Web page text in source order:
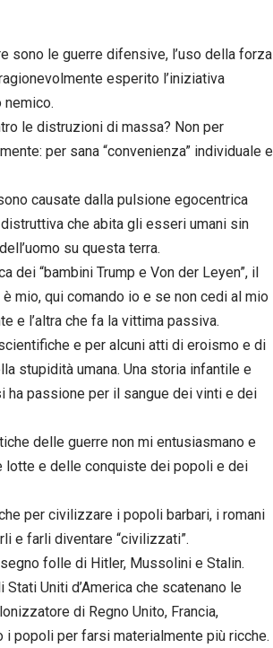
sono le guerre difensive, l’uso della forza
esperito l’iniziativa
nemico.
le distruzioni di massa? Non per
per sana “convenienza” individuale e
causate dalla pulsione egocentrica
che abita gli esseri umani sin
su questa terra.
dei “bambini Trump e Von der Leyen”, il
mio, qui comando io e se non cedi al mio
e l’altra che fa la vittima passiva.
e per alcuni atti di eroismo e di
stupidità umana. Una storia infantile e
ha passione per il sangue dei vinti e dei
delle guerre non mi entusiasmano e
e delle conquiste dei popoli e dei
per civilizzare i popoli barbari, i romani
e farli diventare “civilizzati”.
folle di Hitler, Mussolini e Stalin.
Uniti d’America che scatenano le
di Regno Unito, Francia,
i popoli per farsi materialmente più ricche.